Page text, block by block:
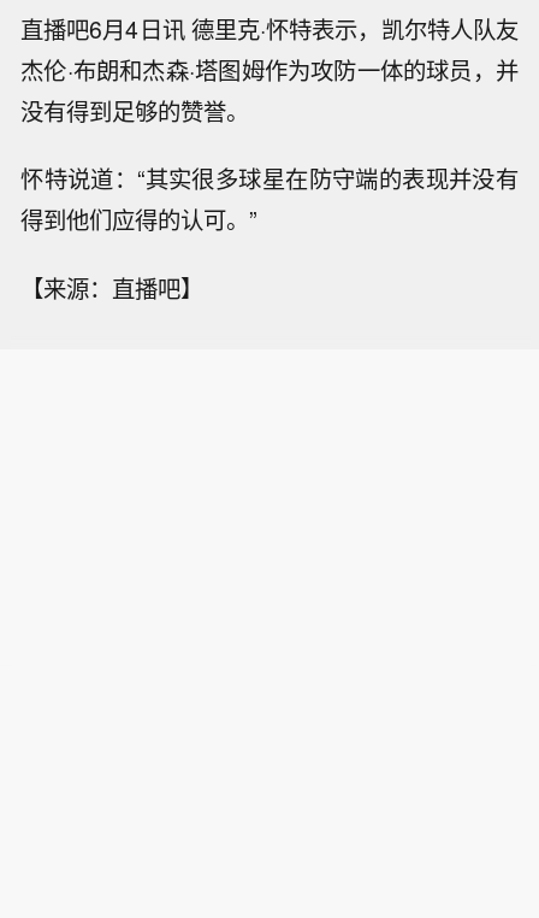
直播吧6月4日讯 德里克·怀特表示，凯尔特人队友
杰伦·布朗和杰森·塔图姆作为攻防一体的球员，并
没有得到足够的赞誉。
怀特说道：“其实很多球星在防守端的表现并没有
得到他们应得的认可。”
【来源：直播吧】